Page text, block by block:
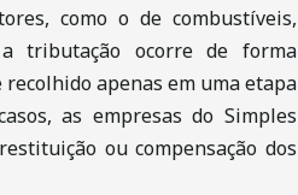
como o de combustíveis,
tributação ocorre de forma
apenas em uma etapa
as empresas do Simples
ou compensação dos